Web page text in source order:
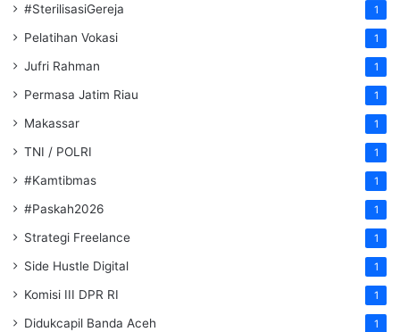
#SterilisasiGereja 1
Pelatihan Vokasi 1
Jufri Rahman 1
Permasa Jatim Riau 1
Makassar 1
TNI / POLRI 1
#Kamtibmas 1
#Paskah2026 1
Strategi Freelance 1
Side Hustle Digital 1
Komisi III DPR RI 1
Didukcapil Banda Aceh 1